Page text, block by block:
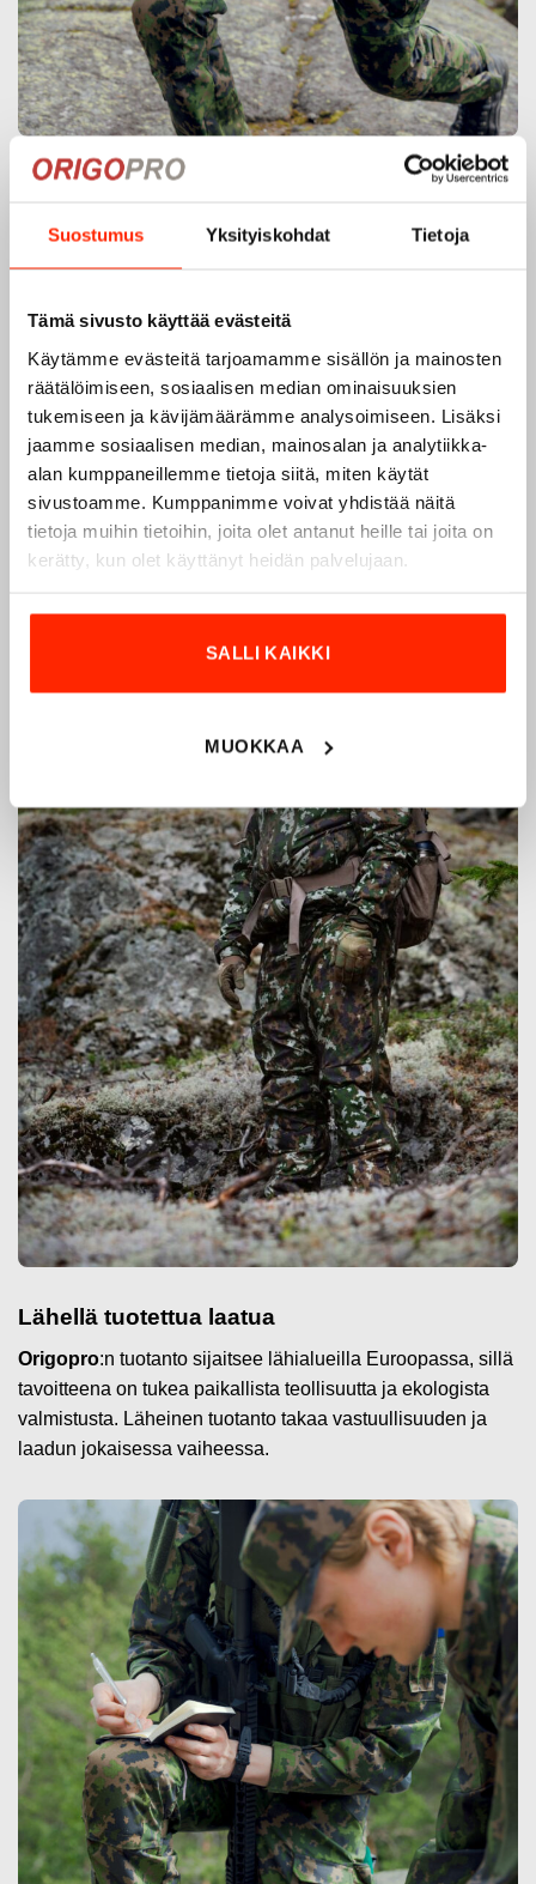
Suostumus Yksityiskohdat Tietoja
Tämä sivusto käyttää evästeitä
Käytämme evästeitä tarjoamamme sisällön ja mainosten
räätälöimiseen, sosiaalisen median ominaisuuksien
tukemiseen ja kävijämäärämme analysoimiseen. Lisäksi
jaamme sosiaalisen median, mainosalan ja analytiikka-
alan kumppaneillemme tietoja siitä, miten käytät
sivustoamme. Kumppanimme voivat yhdistää näitä
tietoja muihin tietoihin, joita olet antanut heille tai joita on
kerätty, kun olet käyttänyt heidän palvelujaan.
SALLI KAIKKI
MUOKKAA
Origopro – Suomalainen laatumerkki
vuodesta 1975.Origoprovalmistaa laadukkaita vaatteita,
puolustusvoimien ja poliisin sopimusvalmistajana.
Origopro
:n tuotteet on suunniteltu yhteistyössä käyttäjien
ja erikoisammattilaisten kanssa, joiden kokemus inspiroi
innovoimaan entistä parempia ratkaisuja.
Lähellä tuotettua laatua
Origopro:n tuotanto sijaitsee lähialueilla Euroopassa, sillä
tavoitteena on tukea paikallista teollisuutta ja ekologista
valmistusta. Läheinen tuotanto takaa vastuullisuuden ja
laadun jokaisessa vaiheessa.